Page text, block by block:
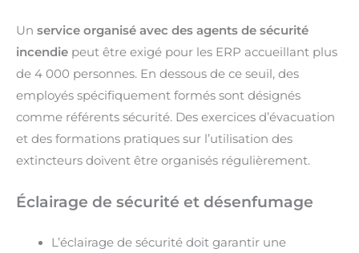
Un service organisé avec des agents de sécurité
incendie peut être exigé pour les ERP accueillant plus
de 4 000 personnes. En dessous de ce seuil, des
employés spécifiquement formés sont désignés
comme référents sécurité. Des exercices d’évacuation
et des formations pratiques sur l’utilisation des
extincteurs doivent être organisés régulièrement.
Éclairage de sécurité et désenfumage
L’éclairage de sécurité doit garantir une